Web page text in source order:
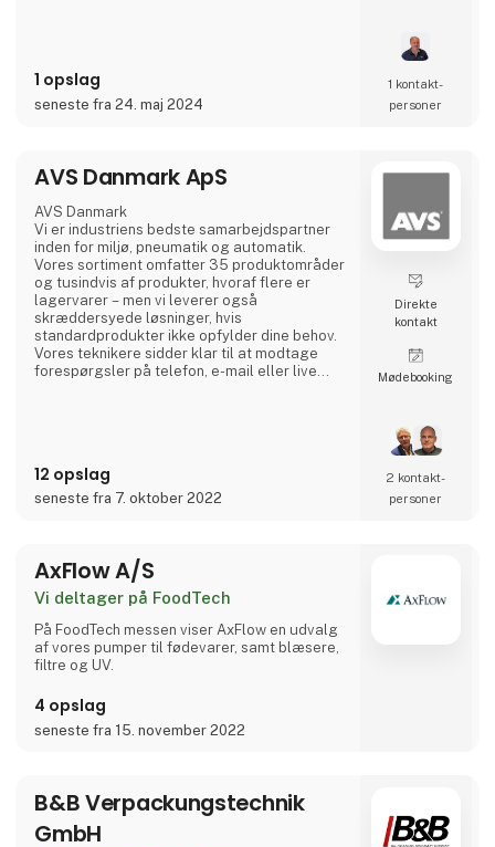
teknik og meget mere.
1 opslag
seneste fra 24. maj 2024
1 kontakt­
personer
AVS Danmark ApS
AVS Danmark
Vi er industriens bedste samarbejdspartner
inden for miljø, pneumatik og automatik.
Vores sortiment omfatter 35 produktområder
og tusindvis af produkter, hvoraf flere er
lagervarer – men vi leverer også
skræddersyede løsninger, hvis
standardprodukter ikke opfylder dine behov.
Vores teknikere sidder klar til at modtage
forespørgsler på telefon, e-mail eller live
sikkert arbejdsmiljø hvad enten det drejer sig
om ren luft, trykluftsikkerhed eller
12 opslag
seneste fra 7. oktober 2022
Direkte
kontakt
Møde­booking
2 kontakt­
personer
AxFlow A/S
Vi deltager på FoodTech
På FoodTech messen viser AxFlow en udvalg
af vores pumper til fødevarer, samt blæsere,
filtre og UV.
4 opslag
seneste fra 15. november 2022
B&B Verpackungstechnik
GmbH